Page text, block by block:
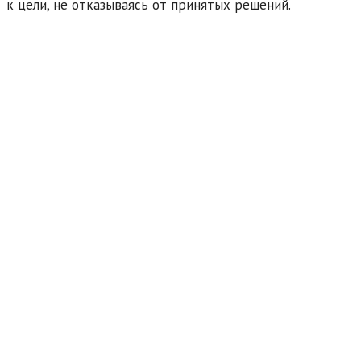
к цели, не отказываясь от принятых решений.